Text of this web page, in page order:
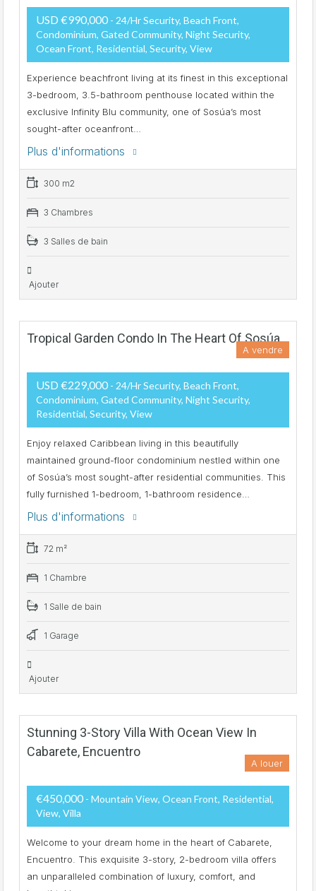
USD €990,000 - 24/hr Security, Beach Front,
Condominium, Gated Community, Night Security,
Ocean Front, Residential, Security, View
Experience beachfront living at its finest in this exceptional
3-bedroom, 3.5-bathroom penthouse located within the
exclusive Infinity Blu community, one of Sosúa’s most
sought-after oceanfront…
Plus d'informations
300 m2
3 Chambres
3 Salles de bain
Ajouter
Tropical Garden Condo In The Heart Of Sosúa
A vendre
USD €229,000 - 24/hr Security, Beach Front,
Condominium, Gated Community, Night Security,
Residential, Security, View
Enjoy relaxed Caribbean living in this beautifully
maintained ground-floor condominium nestled within one
of Sosúa’s most sought-after residential communities. This
fully furnished 1-bedroom, 1-bathroom residence…
Plus d'informations
72 m²
1 Chambre
1 Salle de bain
1 Garage
Ajouter
Stunning 3-Story Villa With Ocean View In
Cabarete, Encuentro
A louer
€450,000 - Mountain View, Ocean Front, Residential,
View, Villa
Welcome to your dream home in the heart of Cabarete,
Encuentro. This exquisite 3-story, 2-bedroom villa offers
an unparalleled combination of luxury, comfort, and